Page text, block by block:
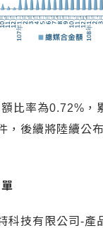
比率為0.72%，
，後續將陸續公
科技有限公司 -產